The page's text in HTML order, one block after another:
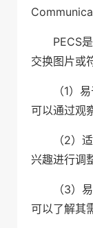
PECS
交换图片或
（1）
可以通过观
（2）
兴趣进行调
（3）
可以了解其